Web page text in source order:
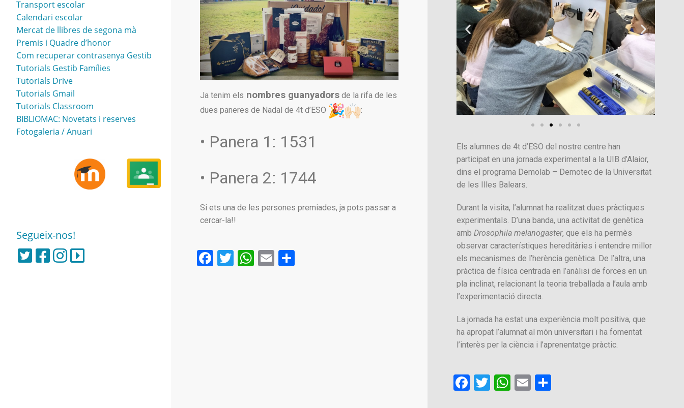
Ja tenim els nombres guanyadors de la rifa de les
dues paneres de Nadal de 4t d’ESO
:
• Panera 1: 1531
• Panera 2: 1744
Si ets una de les persones premiades, ja pots passar a
cercar-la!!
Facebook
Twitter
WhatsApp
Email
Els alumnes de 4t d’ESO del nostre centre han
participat en una jornada experimental a la UIB d’Alaior,
dins el programa Demolab – Demotec de la Universitat
de les Illes Balears.
Durant la visita, l’alumnat ha realitzat dues pràctiques
experimentals. D’una banda, una activitat de genètica
amb Drosophila melanogaster, que els ha permès
observar característiques hereditàries i entendre millor
els mecanismes de l’herència genètica. De l’altra, una
pràctica de física centrada en l’anàlisi de forces en un
pla inclinat, relacionant la teoria treballada a l’aula amb
l’experimentació directa.
La jornada ha estat una experiència molt positiva, que
ha apropat l’alumnat al món universitari i ha fomentat
l’interès per la ciència i l’aprenentatge pràctic.
Facebook
Twitter
WhatsApp
Email
Transport escolar
Calendari escolar
Mercat de llibres de segona mà
Premis i Quadre d’honor
Com recuperar contrasenya Gestib
Tutorials Gestib Famílies
Tutorials Drive
Tutorials Gmail
Tutorials Classroom
BIBLIOMAC: Novetats i reserves
Fotogaleria / Anuari
Segueix-nos!